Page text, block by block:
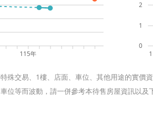
115年
0
1
2
交易、1樓、店面、車位、其他用途的實價資
等而波動，請一併參考本待售房屋資訊以及